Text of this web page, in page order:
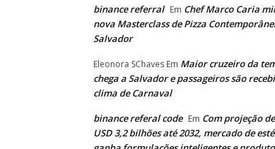
binance referral Em Chef Marco Caria
nova Masterclass de Pizza
Salvador
Eleonora SChaves Em Maior cruzeiro da
chega a Salvador e passageiros são
clima de Carnaval
binance referal code Em Com projeção
USD 3,2 bilhões até 2032, mercado de